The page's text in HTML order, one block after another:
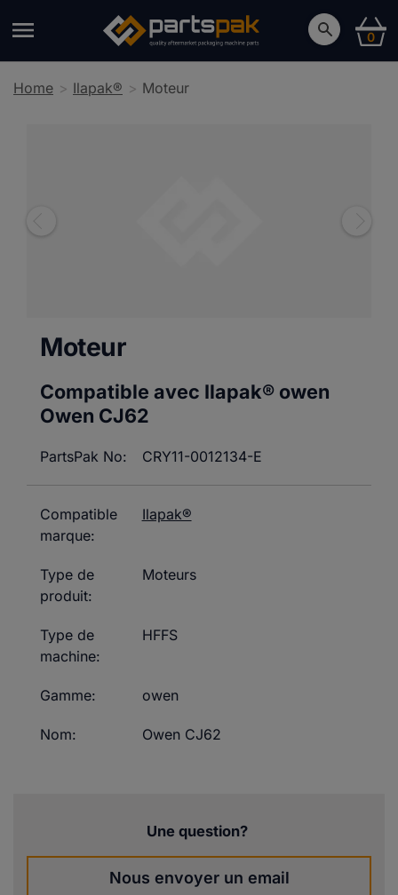
0
Home Ilapak® Moteur
Moteur
Compatible avec Ilapak® owen
Owen CJ62
PartsPak No: CRY11-0012134-E
Compatible
marque:
Ilapak®
Type de
produit:
Moteurs
Type de
machine:
HFFS
Gamme: owen
Nom: Owen CJ62
Une question?
Nous envoyer un email